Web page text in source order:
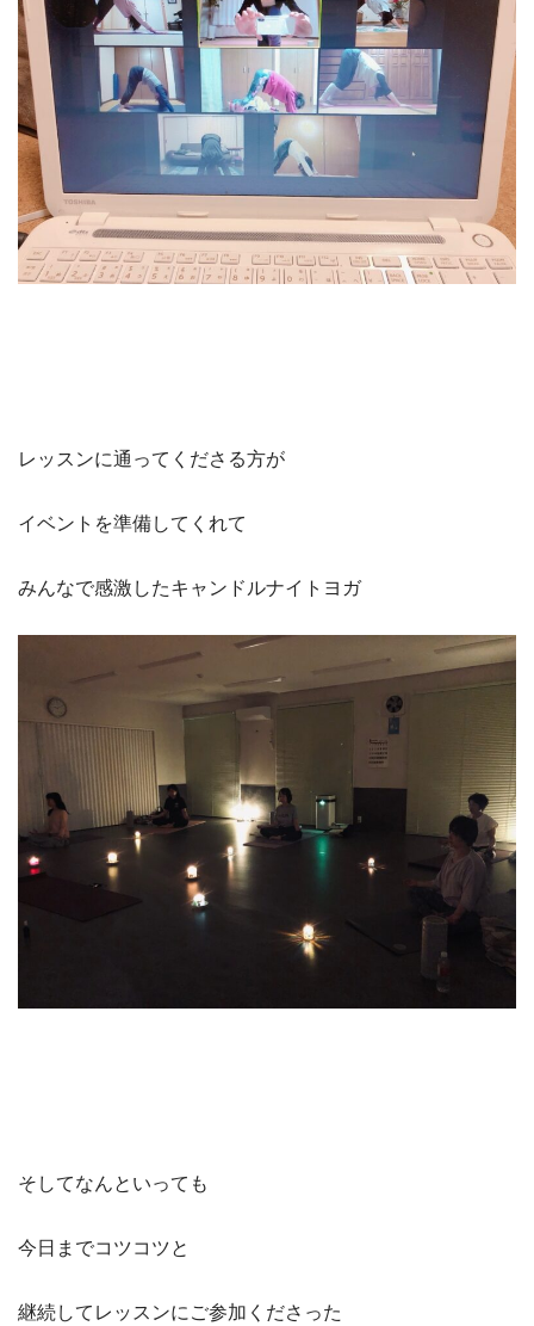
レッスンに通ってくださる方が
イベントを準備してくれて
みんなで感激したキャンドルナイトヨガ
そしてなんといっても
今日までコツコツと
継続してレッスンにご参加くださった